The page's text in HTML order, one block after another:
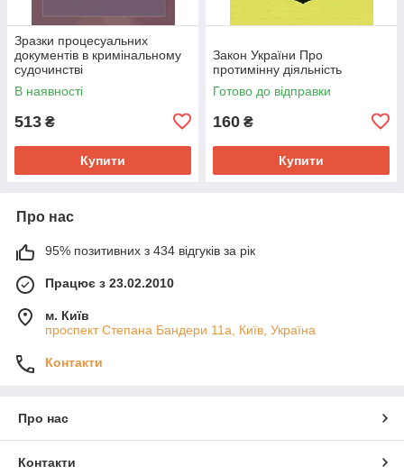
Зразки процесуальних
документів в кримінальному
судочинстві
В наявності
513 ₴
Купити
Закон України Про
протимінну діяльність
Готово до відправки
160 ₴
Купити
Про нас
95% позитивних з 434 відгуків за рік
Працює з 23.02.2010
м. Київ
проспект Степана Бандери 11а, Київ, Україна
Контакти
Про нас
Контакти